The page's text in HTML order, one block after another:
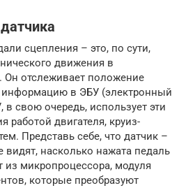
сцепления – это, по сути,
движения в
Он отслеживает положение
информацию в ЭБУ (электронный
в свою очередь, использует эти
работой двигателя, круиз-
Представь себе, что датчик –
видят, насколько нажата педаль
из микропроцессора, модуля
которые преобразуют